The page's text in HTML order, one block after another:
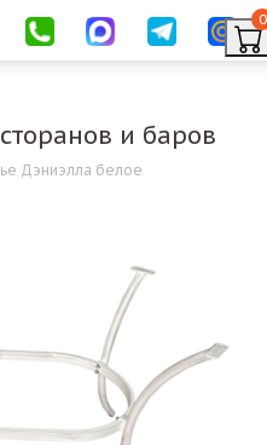
0
и баров
Дэниэлла белое